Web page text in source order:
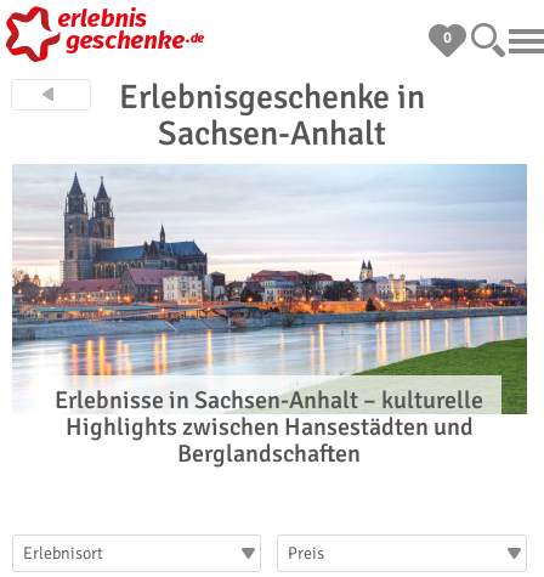
0
Erlebnisgeschenke in
Sachsen-Anhalt
Erlebnisse in Sachsen-Anhalt – kulturelle
Highlights zwischen Hansestädten und
Berglandschaften
Erlebnisort Preis